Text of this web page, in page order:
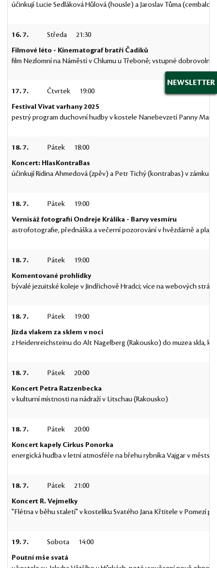
účinkují Lucie Sedláková Hůlová (housle) a Jaroslav Tůma
16. 7. Středa
21:30
Filmové léto - Kinematograf bratří Čadíků
film Nezlomní na Náměstí v Chlumu u Třeboně; vstupné
17. 7. Čtvrtek
19:00
Festival Vivat varhany 2025
pestrý program duchovní hudby v kostele Nanebevzetí Panny
18. 7. Pátek
18:00
Koncert: HlasKontraBas
účinkují Ridina Ahmedová (zpěv) a Petr Tichý (kontrabas) v zámku
18. 7. Pátek
19:00
Vernisáž fotografií Ondreje Králika - Barvy vesmíru
astrofotografie, přednáška a večerní pozorování v hvězdárně a
18. 7. Pátek
19:00
Komentované prohlídky
bývalé jezuitské koleje v Jindřichově Hradci; více na webových
18. 7. Pátek
19:00
Jízda vlakem za sklem v noci
z Heidenreichsteinu do Alt Nagelberg (Rakousko) do muzea skla,
18. 7. Pátek
20:00
Koncert Petra Ratzenbecka
v kulturní místnosti na nádraží v Litschau (Rakousko)
18. 7. Pátek
20:00
Koncert kapely Cirkus Ponorka
energická hudba v letní atmosféře na břehu rybníka Vajgar v
18. 7. Pátek
21:00
Koncert R. Vejmelky
"Flétna v běhu staletí" v kostelíku Svatého Jana Křtitele v Pomezí
19. 7. Sobota
14:00
Poutní mše svatá
NEWSLETTER